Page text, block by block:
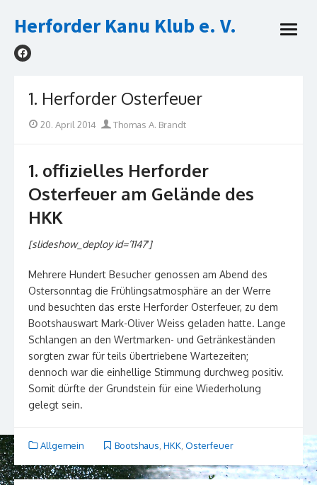
to
Herforder Kanu Klub e. V.
open
1. Herforder Osterfeuer
Posted
20. April 2014 Author
Thomas A. Brandt
1. offizielles Herforder
Osterfeuer am Gelände des
HKK
[slideshow_deploy id=’1147′]
Mehrere Hundert Besucher genossen am Abend des
Ostersonntag die Frühlingsatmosphäre an der Werre
und besuchten das erste Herforder Osterfeuer, zu dem
Bootshauswart Mark-Oliver Weiss geladen hatte. Lange
Schlangen an den Wertmarken- und Getränkeständen
sorgten zwar für teils übertriebene Wartezeiten;
dennoch war die einhellige Stimmung durchweg positiv.
Somit dürfte der Grundstein für eine Wiederholung
gelegt sein.
Allgemein Bootshaus HKK, Osterfeuer